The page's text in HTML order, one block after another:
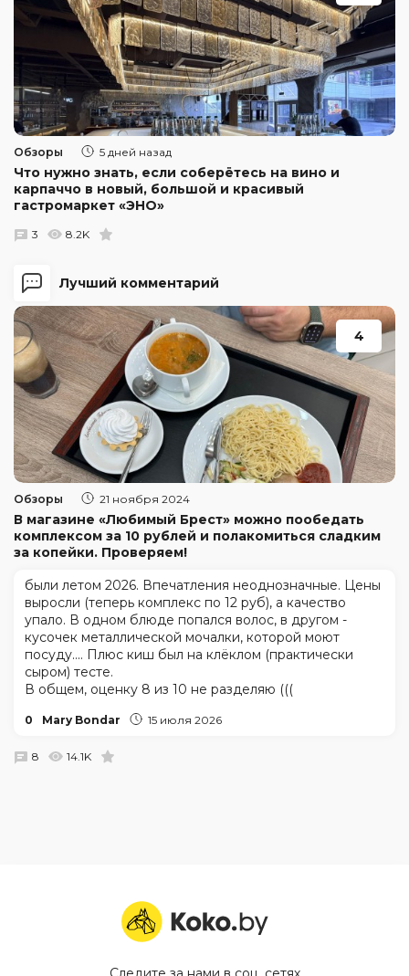
Лучший комментарий
4
Обзоры 21 ноября 2024
В магазине «Любимый Брест» можно пообедать
комплексом за 10 рублей и полакомиться сладким
за копейки. Проверяем!
были летом 2026. Впечатления неоднозначные. Цены
выросли (теперь комплекс по 12 руб), а качество
упало. В одном блюде попался волос, в другом -
кусочек металлической мочалки, которой моют
посуду.... Плюс киш был на клёклом (практически
сыром) тесте.
В общем, оценку 8 из 10 не разделяю (((
0 Mary Bondar 15 июля 2026
8 14.1K
Обзоры 5 дней назад
Что нужно знать, если соберётесь на вино и
карпаччо в новый, большой и красивый
гастромаркет «ЭНО»
3 8.2K